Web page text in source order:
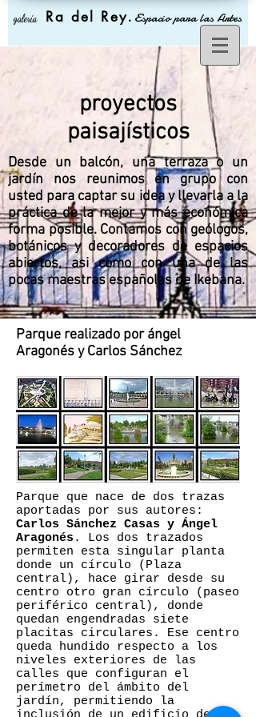
galería Ra del Rey. Espacio para las Artes
proyectos
paisajísticos
Desde un balcón, una terraza o un
jardín nos reunimos en grupo con
usted para captar su idea y llevarla a la
práctica de la mejor y más económica
forma posible. Contamos con geólogos,
botánicos y decoradores de espacios
abiertos, asi como con una de las
pocas maestras españolas de Ikebana.
Parque realizado por ángel
Aragonés y Carlos Sánchez
Parque que nace de dos trazas
aportadas por sus autores:
Carlos Sánchez Casas y Ángel
Aragonés . Los dos trazados
permiten esta singular planta
donde un círculo (Plaza
central), hace girar desde su
centro otro gran círculo (paseo
periférico central), donde
quedan engendradas siete
placitas circulares. Ese centro
queda hundido respecto a los
niveles exteriores de las
calles que configuran el
perímetro del ámbito del
jardín, permitiendo la